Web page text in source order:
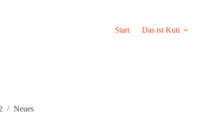
Start Das ist Kuti
Neues